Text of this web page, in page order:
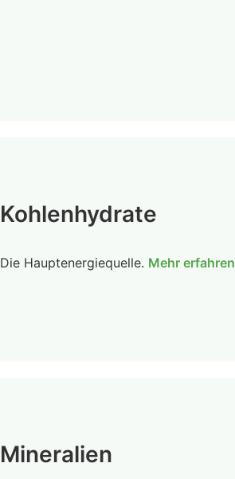
Kohlenhydrate
Die Hauptenergiequelle. Mehr erfahren
Mineralien